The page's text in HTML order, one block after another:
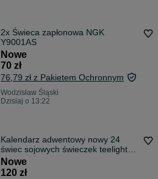
2x Świeca zapłonowa NGK
Y9001AS
Nowe
70 zł
76,79 zł z Pakietem Ochronnym
Wodzisław Śląski
Dzisiaj o 13:22
Kalendarz adwentowy nowy 24
świec sojowych świeczek teelight
dyfuzor
Nowe
120 zł